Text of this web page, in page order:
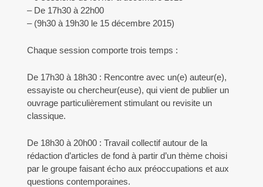
– De 17h30 à 22h00
– (9h30 à 19h30 le 15 décembre 2015)
Chaque session comporte trois temps :
De 17h30 à 18h30 : Rencontre avec un(e) auteur(e),
essayiste ou chercheur(euse), qui vient de publier un
ouvrage particulièrement stimulant ou revisite un
classique.
De 18h30 à 20h00 : Travail collectif autour de la
rédaction d’articles de fond à partir d’un thème choisi
par le groupe faisant écho aux préoccupations et aux
questions contemporaines.